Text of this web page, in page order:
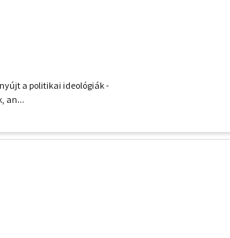
a politikai ideológiák -
an...